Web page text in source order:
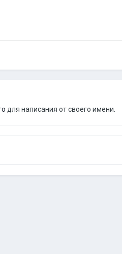
для написания от своего имени.